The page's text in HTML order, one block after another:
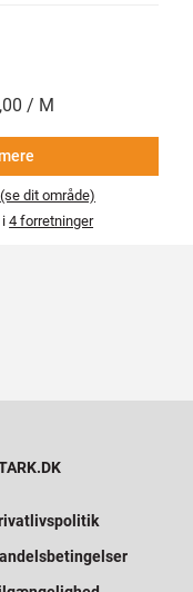
/ M
(se dit område)
i4 forretninger